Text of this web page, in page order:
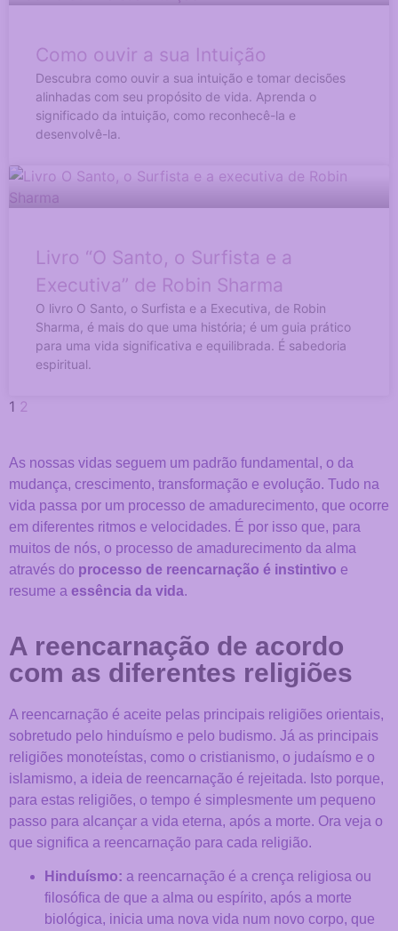
Como ouvir a sua Intuição
Descubra como ouvir a sua intuição e tomar decisões
alinhadas com seu propósito de vida. Aprenda o
significado da intuição, como reconhecê-la e
desenvolvê-la.
Livro “O Santo, o Surfista e a
Executiva” de Robin Sharma
O livro O Santo, o Surfista e a Executiva, de Robin
Sharma, é mais do que uma história; é um guia prático
para uma vida significativa e equilibrada. É sabedoria
espiritual.
1 2
As nossas vidas seguem um padrão fundamental, o da
mudança, crescimento, transformação e evolução. Tudo na
vida passa por um processo de amadurecimento, que ocorre
em diferentes ritmos e velocidades. É por isso que, para
muitos de nós, o processo de amadurecimento da alma
através do processo de reencarnação é instintivo e
resume a essência da vida.
A reencarnação de acordo
com as diferentes religiões
A reencarnação é aceite pelas principais religiões orientais,
sobretudo pelo hinduísmo e pelo budismo. Já as principais
religiões monoteístas, como o cristianismo, o judaísmo e o
islamismo, a ideia de reencarnação é rejeitada. Isto porque,
para estas religiões, o tempo é simplesmente um pequeno
passo para alcançar a vida eterna, após a morte. Ora veja o
que significa a reencarnação para cada religião.
Hinduísmo: a reencarnação é a crença religiosa ou
filosófica de que a alma ou espírito, após a morte
biológica, inicia uma nova vida num novo corpo, que